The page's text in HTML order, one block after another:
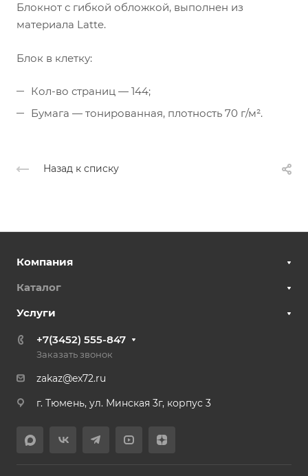
Блокнот с гибкой обложкой, выполнен из
материала Latte.
Блок в клетку:
Кол-во страниц — 144;
Бумага — тонированная, плотность 70 г/м².
Назад к списку
Компания
Каталог
Услуги
+7(3452) 555-847
Заказать звонок
zakaz@ex72.ru
г. Тюмень, ул. Минская 3г, корпус 3